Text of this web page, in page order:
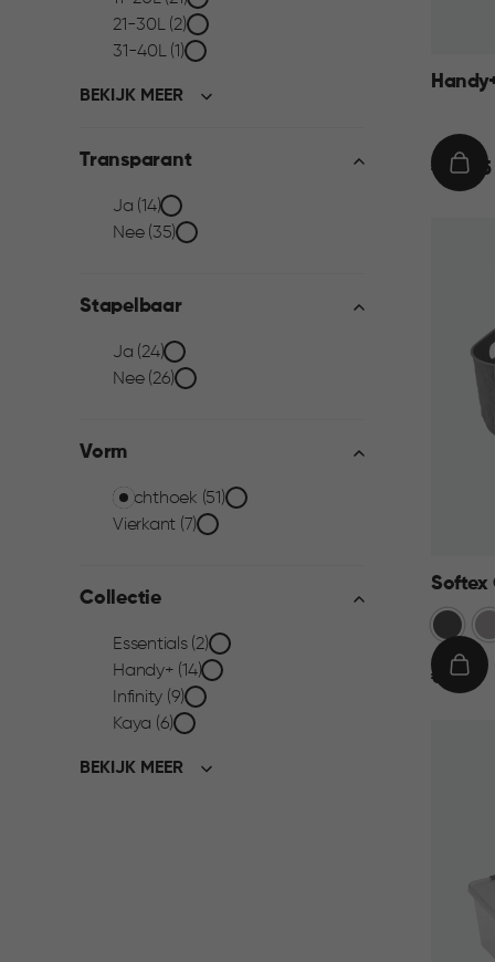
filter
21-30L (2)
31-40L (1)
BEKIJK MEER
Transparant
Transparant
Ja (14)
Nee (35)
Stapelbaar
Stapelbaar
Ja (24)
Nee (26)
Vorm
Vorm
Rechthoek (51)
Vierkant (7)
Collectie
Collectie
filter
Essentials (2)
Handy+ (14)
Infinity (9)
Kaya (6)
BEKIJK MEER
€
99,95
€ 99,95
IN
Softex
€€ 9,95
IN